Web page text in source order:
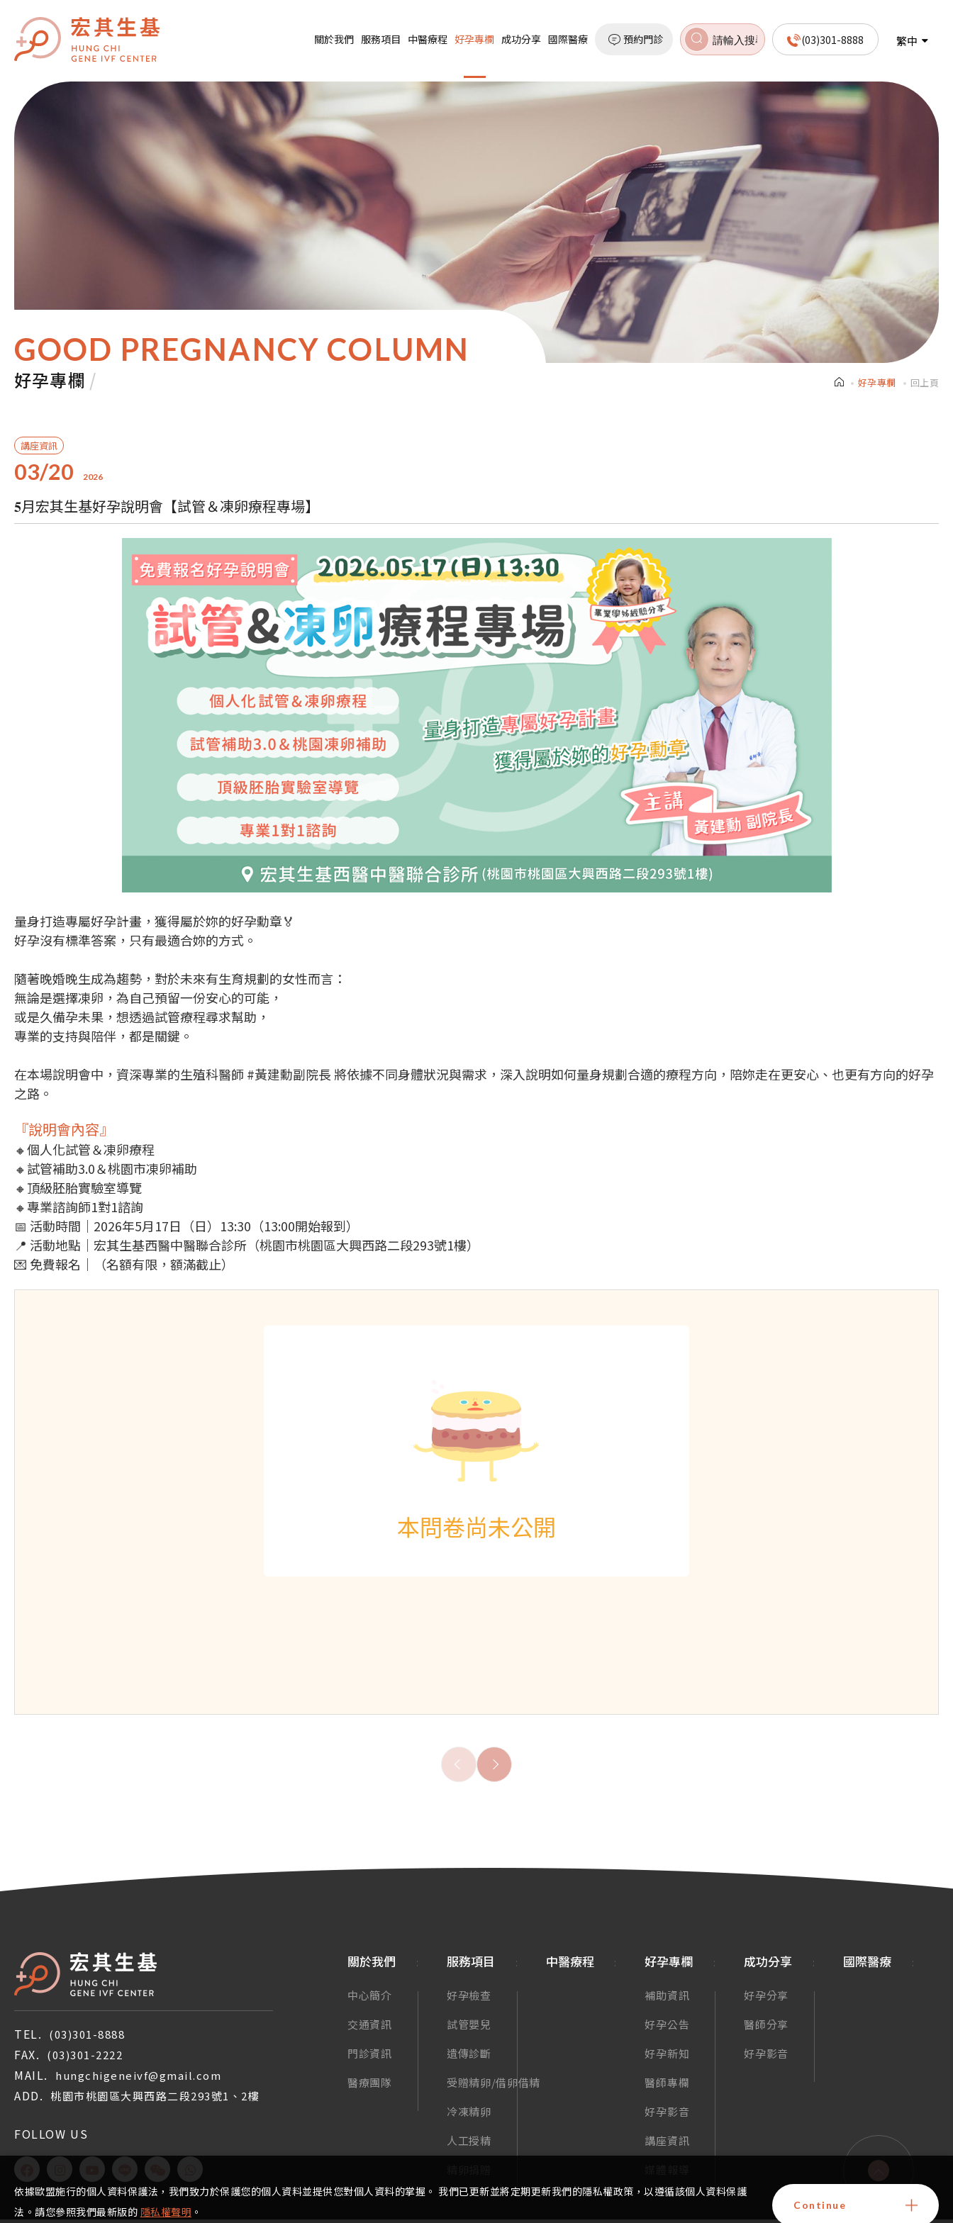
關於我們 服務項目 中醫療程 好孕專欄 成功分享 國際醫療 預約門診 (03)301-8888 繁中
好孕專欄 回上頁
GOOD PREGNANCY COLUMN
好孕專欄 /
講座資訊
03/20 2026
𝟓月宏其生基好孕說明會【試管＆凍卵療程專場】
量身打造專屬好孕計畫，獲得屬於妳的好孕勳章🏅
好孕沒有標準答案，只有最適合妳的方式。
隨著晚婚晚生成為趨勢，對於未來有生育規劃的女性而言：
無論是選擇凍卵，為自己預留一份安心的可能，
或是久備孕未果，想透過試管療程尋求幫助，
專業的支持與陪伴，都是關鍵。
在本場說明會中，資深專業的生殖科醫師 #黃建勳副院長 將依據不同身體狀況與需求，深入說明如何量身規劃合適的療程方向，陪妳走在更安心、也更有方向的好孕
之路。
『說明會內容』
🔸個人化試管＆凍卵療程
🔸試管補助3.0＆桃園市凍卵補助
🔸頂級胚胎實驗室導覽
🔸專業諮詢師1對1諮詢
📅 活動時間｜2026年5月17日（日）13:30（13:00開始報到）
📍 活動地點｜宏其生基西醫中醫聯合診所（桃園市桃園區大興西路二段293號1樓）
💌 免費報名｜（名額有限，額滿截止）
TEL. (03)301-8888
FAX. (03)301-2222
MAIL. hungchigeneivf@gmail.com
ADD. 桃園市桃園區大興西路二段293號1、2樓
FOLLOW US
關於我們
中心簡介
交通資訊
門診資訊
醫療團隊
服務項目
好孕檢查
試管嬰兒
遺傳診斷
受贈精卵/借卵借精
冷凍精卵
人工授精
中醫療程 好孕專欄
補助資訊
好孕公告
好孕新知
醫師專欄
好孕影音
講座資訊
成功分享
好孕分享
醫師分享
好孕影音
國際醫療
依據歐盟施行的個人資料保護法，我們致力於保護您的個人資料並提供您對個人資料的掌握。 我們已更新並將定期更新我們的隱私權政策，以遵循該個人資料保護
法。請您參照我們最新版的 隱私權聲明 。 Continue